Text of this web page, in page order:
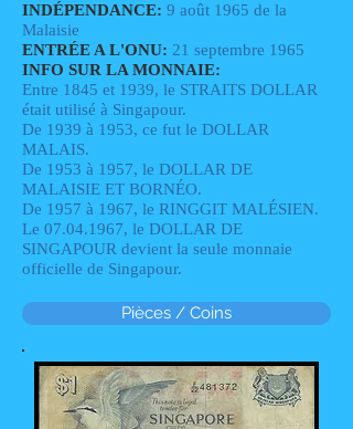
INDÉPENDANCE: 9 août 1965 de la
Malaisie
ENTRÉE A L'ONU: 21 septembre 1965
INFO SUR LA MONNAIE:
Entre 1845 et 1939, le STRAITS DOLLAR
était utilisé à Singapour.
De 1939 à 1953, ce fut le DOLLAR
MALAIS.
De 1953 à 1957, le DOLLAR DE
MALAISIE ET BORNÉO.
De 1957 à 1967, le RINGGIT MALÉSIEN.
Le 07.04.1967, le DOLLAR DE
SINGAPOUR devient la seule monnaie
officielle de Singapour.
Pièces / Coins